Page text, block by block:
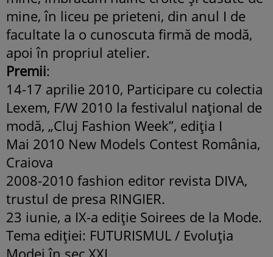
mine, în liceu pe prieteni, din anul I de
facultate la o cunoscuta firmă de modă,
apoi în propriul atelier.
Premii:
14-17 aprilie 2010, Participare cu colectia
Lexem, F/W 2010 la festivalul naţional de
modă, „Cluj Fashion Week”, ediţia I
Mai 2010 New Models Contest România,
Craiova
2008-2010 fashion editor revista DIVA,
trustul de presa RINGIER.
23 iunie, a IX-a ediţie Soirees de la Mode.
Tema ediţiei: FUTURISMUL / Evoluţia
Modei în sec XXI